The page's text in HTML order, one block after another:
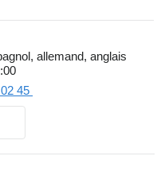
de l'Espagne.
le partenaire idéal pour
Parts Worldwide
avez besoin pour vos
étude du pays de
des travaux à effectuer...
allemand, anglais
45